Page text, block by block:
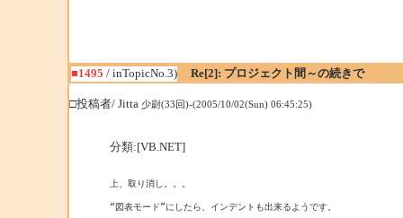
■1495 / inTopicNo.3)
Re[2]: プロジェクト間～の続きで
□投稿者/ Jitta 少尉(33回)-(2005/10/02(Sun) 06:45:25)
分類:[VB.NET]
上、取り消し。。。
“図表モード”にしたら、インデントも出来るようです。